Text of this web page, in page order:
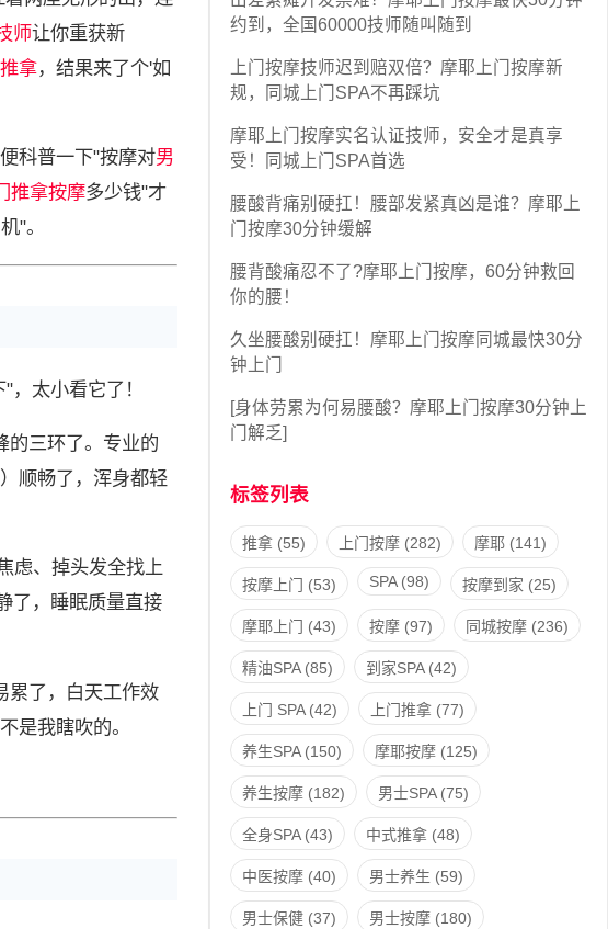
师让你重获新
拿，结果来了个'如
科普一下"按摩对男
推拿按摩多少钱"才
"。
太小看它了！
的三环了。专业的
顺畅了，浑身都轻
虑、掉头发全找上
了，睡眠质量直接
累了，白天工作效
是我瞎吹的。
约到，全国60000技师随叫随到
上门按摩技师迟到赔双倍？摩耶上门按摩新
规，同城上门SPA不再踩坑
摩耶上门按摩实名认证技师，安全才是真享
受！同城上门SPA首选
腰酸背痛别硬扛！腰部发紧真凶是谁？摩耶上
门按摩30分钟缓解
腰背酸痛忍不了?摩耶上门按摩，60分钟救回
你的腰！
久坐腰酸别硬扛！摩耶上门按摩同城最快30分
钟上门
[身体劳累为何易腰酸？摩耶上门按摩30分钟上
门解乏]
标签列表
推拿(55) 上门按摩(282) 摩耶(141)
按摩上门 (53) SPA(98) 按摩到家 (25)
摩耶上门 (43) 按摩(97) 同城按摩(236)
精油SPA(85) 到家SPA(42)
上门 SPA(42) 上门推拿(77)
养生SPA(150) 摩耶按摩(125)
养生按摩(182) 男士SPA(75)
全身SPA(43) 中式推拿(48)
中医按摩(40) 男士养生 (59)
男士保健(37) 男士按摩(180)